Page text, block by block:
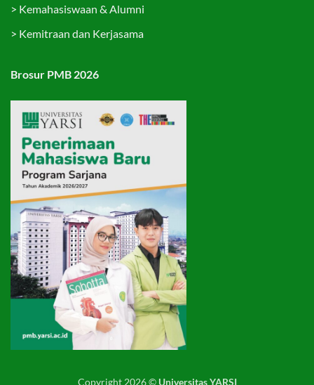
> Kemahasiswaan & Alumni
> Kemitraan dan Kerjasama
Brosur PMB 2026
Copyright 2026 © Universitas YARSI